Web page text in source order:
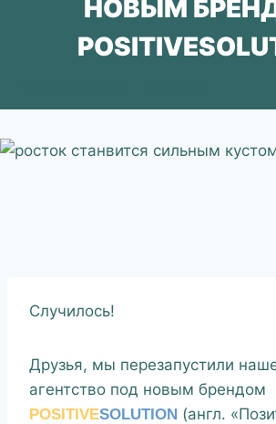
НОВЫМ
Случилось!
Друзья, мы перезапустили
агентство под новым брендом
POSITIVESOLUTION (англ.